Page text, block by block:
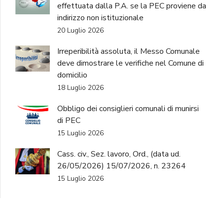
effettuata dalla P.A. se la PEC proviene da
indirizzo non istituzionale
20 Luglio 2026
Irreperibilità assoluta, il Messo Comunale
deve dimostrare le verifiche nel Comune di
domicilio
18 Luglio 2026
Obbligo dei consiglieri comunali di munirsi
di PEC
15 Luglio 2026
Cass. civ., Sez. lavoro, Ord., (data ud.
26/05/2026) 15/07/2026, n. 23264
15 Luglio 2026